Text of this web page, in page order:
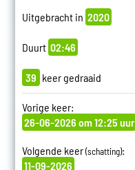
Uitgebracht in 2020
Duurt 02:46
39 keer gedraaid
Vorige keer:
26-06-2026 om 12:25 uur
Volgende keer(schatting):
11-09-2026